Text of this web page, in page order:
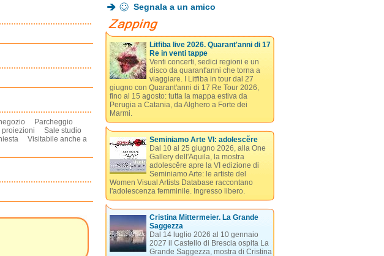
Parcheggio
proiezioni Sale studio
Visitabile anche a
Segnala a un amico
Litfiba live 2026. Quarant'anni di 17
Re in venti tappe
Venti concerti, sedici regioni e un
disco da quarant'anni che torna a
viaggiare. I Litfiba in tour dal 27
giugno con Quarant'anni di 17 Re Tour 2026,
fino al 15 agosto: tutta la mappa estiva da
Perugia a Catania, da Alghero a Forte dei
Marmi.
Seminiamo Arte VI: adolescĕre
Dal 10 al 25 giugno 2026, alla One
Gallery dell'Aquila, la mostra
adolescĕre apre la VI edizione di
Seminiamo Arte: le artiste del
Women Visual Artists Database raccontano
l'adolescenza femminile. Ingresso libero.
Cristina Mittermeier. La Grande
Saggezza
Dal 14 luglio 2026 al 10 gennaio
2027 il Castello di Brescia ospita La
Grande Saggezza, mostra di Cristina